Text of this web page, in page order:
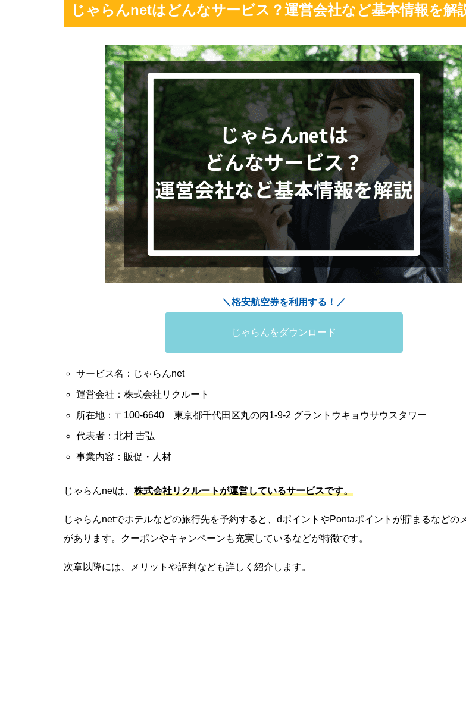
じゃらんnetはどんなサービス？運営会社など基本情報を解
＼格安航空券を利用する！／
じゃらんをダウンロード
サービス名：じゃらんnet
運営会社：株式会社リクルート
所在地：〒100-6640 東京都千代田区丸の内1-9-2 グラントウキョウサウスタワー
代表者：北村 吉弘
事業内容：販促・人材
じゃらんnetは、 株式会社リクルートが運営しているサービスです。
じゃらんnetでホテルなどの旅行先を予約すると、dポイントやPontaポイントが貯まるなどの
があります。クーポンやキャンペーンも充実しているなどが特徴です。
次章以降には、メリットや評判なども詳しく紹介します。